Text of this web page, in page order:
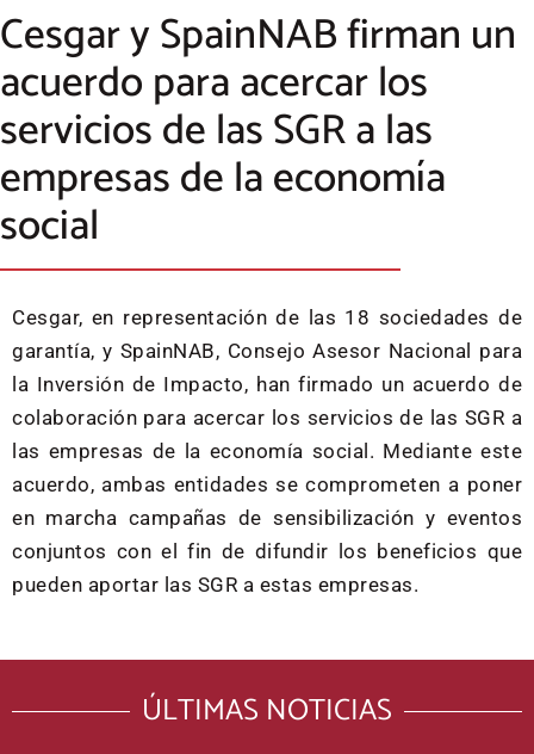
Cesgar y SpainNAB firman un
acuerdo para acercar los
servicios de las SGR a las
empresas de la economía
social
Cesgar, en representación de las 18 sociedades de
garantía, y SpainNAB, Consejo Asesor Nacional para
la Inversión de Impacto, han firmado un acuerdo de
colaboración para acercar los servicios de las SGR a
las empresas de la economía social. Mediante este
acuerdo, ambas entidades se comprometen a poner
en marcha campañas de sensibilización y eventos
conjuntos con el fin de difundir los beneficios que
pueden aportar las SGR a estas empresas.
ÚLTIMAS NOTICIAS